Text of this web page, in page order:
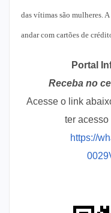
das vítimas são mulheres.
andar com cartões de
Portal
Receba no
Acesse o link
ter
https://